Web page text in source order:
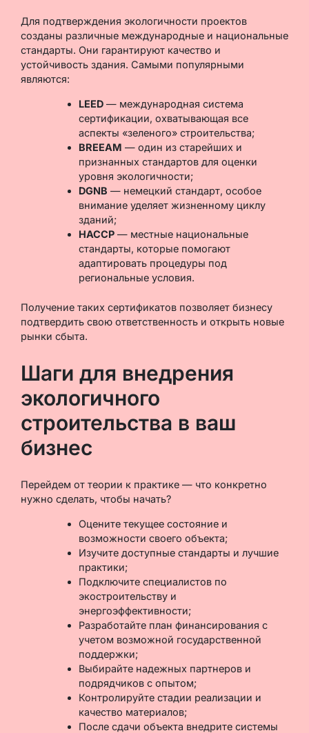
Для подтверждения экологичности проектов
созданы различные международные и национальные
стандарты. Они гарантируют качество и
устойчивость здания. Самыми популярными
являются:
LEED— международная система
сертификации, охватывающая все
аспекты «зеленого» строительства;
BREEAM — один из старейших и
признанных стандартов для оценки
уровня экологичности;
DGNB — немецкий стандарт, особое
внимание уделяет жизненному циклу
зданий;
НАССР— местные национальные
стандарты, которые помогают
адаптировать процедуры под
региональные условия.
Получение таких сертификатов позволяет бизнесу
подтвердить свою ответственность и открыть новые
рынки сбыта.
Шаги для внедрения
экологичного
строительства в ваш
бизнес
Перейдем от теории к практике — что конкретно
нужно сделать, чтобы начать?
Оцените текущее состояние и
возможности своего объекта;
Изучите доступные стандарты и лучшие
практики;
Подключите специалистов по
экостроительству и
энергоэффективности;
Разработайте план финансирования с
учетом возможной государственной
поддержки;
Выбирайте надежных партнеров и
подрядчиков с опытом;
Контролируйте стадии реализации и
качество материалов;
После сдачи объекта внедрите системы